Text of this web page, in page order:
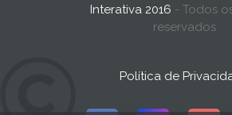
Interativa 2016 - Todos
reservados
Política de